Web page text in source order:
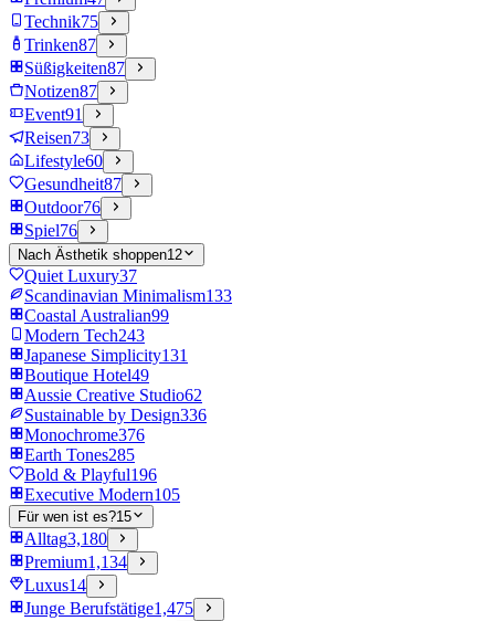
Technik75
Trinken87
Süßigkeiten87
Notizen87
Event91
Reisen73
Lifestyle60
Gesundheit87
Outdoor76
Spiel76
Nach Ästhetik shoppen12
Quiet Luxury37
Scandinavian Minimalism133
Coastal Australian99
Modern Tech243
Japanese Simplicity131
Boutique Hotel49
Aussie Creative Studio62
Sustainable by Design336
Monochrome376
Earth Tones285
Bold & Playful196
Executive Modern105
Für wen ist es?15
Alltag3,180
Premium1,134
Luxus14
Junge Berufstätige1,475